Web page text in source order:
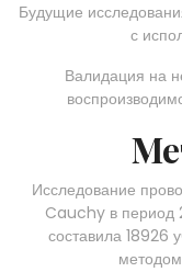
Будущие
с
Валидация на
Исследование
Cauchy в
составила 18926